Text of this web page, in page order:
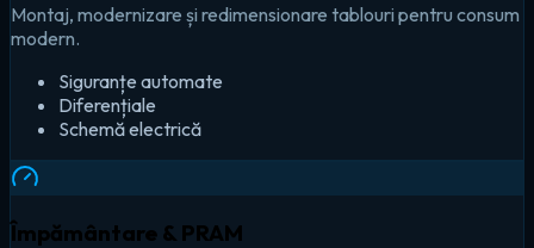
Montaj, modernizare și redimensionare tablouri pentru consum
modern.
Siguranțe automate
Diferențiale
Schemă electrică
Împământare & PRAM